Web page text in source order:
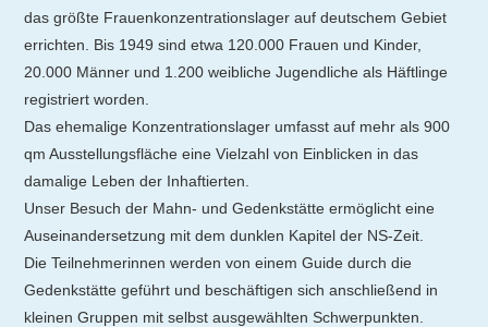
das größte Frauenkonzentrationslager auf deutschem Gebiet
errichten. Bis 1949 sind etwa 120.000 Frauen und Kinder,
20.000 Männer und 1.200 weibliche Jugendliche als Häftlinge
registriert worden.
Das ehemalige Konzentrationslager umfasst auf mehr als 900
qm Ausstellungsfläche eine Vielzahl von Einblicken in das
damalige Leben der Inhaftierten.
Unser Besuch der Mahn- und Gedenkstätte ermöglicht eine
Auseinandersetzung mit dem dunklen Kapitel der NS-Zeit.
Die Teilnehmerinnen werden von einem Guide durch die
Gedenkstätte geführt und beschäftigen sich anschließend in
kleinen Gruppen mit selbst ausgewählten Schwerpunkten.